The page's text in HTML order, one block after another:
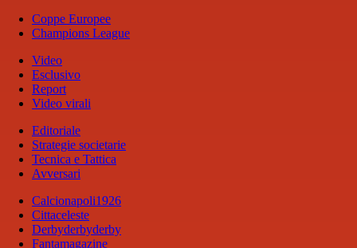
Coppe Europee
Champions League
Video
Esclusivo
Report
Video virali
Editoriale
Strategie societarie
Tecnica e Tattica
Avversari
Calcionapoli1926
Cittaceleste
Derbyderbyderby
Fantamagazine